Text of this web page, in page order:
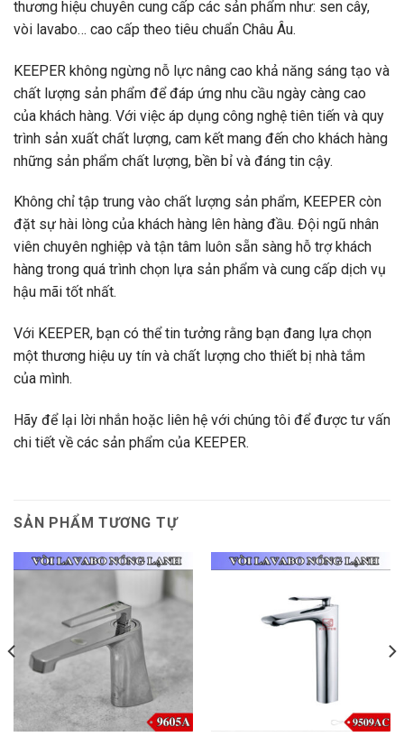
thương hiệu chuyên cung cấp các sản phẩm như: sen cây,
vòi lavabo… cao cấp theo tiêu chuẩn Châu Âu.
KEEPER không ngừng nỗ lực nâng cao khả năng sáng tạo và
chất lượng sản phẩm để đáp ứng nhu cầu ngày càng cao
của khách hàng. Với việc áp dụng công nghệ tiên tiến và quy
trình sản xuất chất lượng, cam kết mang đến cho khách hàng
những sản phẩm chất lượng, bền bỉ và đáng tin cậy.
Không chỉ tập trung vào chất lượng sản phẩm, KEEPER còn
đặt sự hài lòng của khách hàng lên hàng đầu. Đội ngũ nhân
viên chuyên nghiệp và tận tâm luôn sẵn sàng hỗ trợ khách
hàng trong quá trình chọn lựa sản phẩm và cung cấp dịch vụ
hậu mãi tốt nhất.
Với KEEPER, bạn có thể tin tưởng rằng bạn đang lựa chọn
một thương hiệu uy tín và chất lượng cho thiết bị nhà tắm
của mình.
Hãy để lại lời nhắn hoặc liên hệ với chúng tôi để được tư vấn
chi tiết về các sản phẩm của KEEPER.
SẢN PHẨM TƯƠNG TỰ